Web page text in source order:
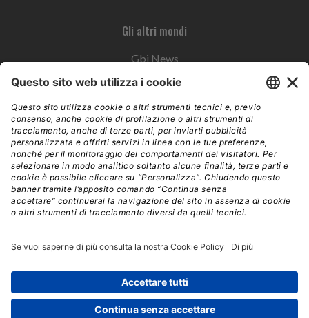
Gli altri mondi
Gbi News
Instoremag
Esplora il gruppo
Edra Edizioni
Edizioni LSWR
LSWR Group
Mixer è un prodotto del network Edra Edizioni. Direzione, amministrazione,
redazione, pubblicità | © Copyright 2026 – Tutti i diritti riservati | Partita IVA e C.F.
14392510963